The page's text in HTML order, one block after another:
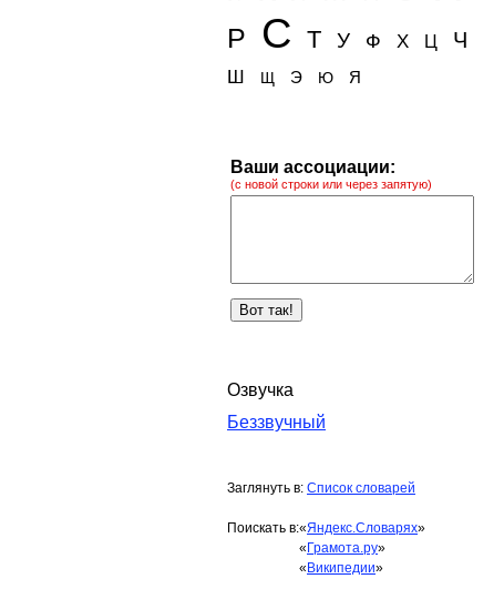
Р С Т У Ф Х Ц Ч
Ш Щ Э Ю Я
Ваши ассоциации:
(с новой строки или через запятую)
Озвучка
Беззвучный
Заглянуть в: Список словарей
Поискать в:«Яндекс.Словарях»
« Грамота.ру»
« Википедии»